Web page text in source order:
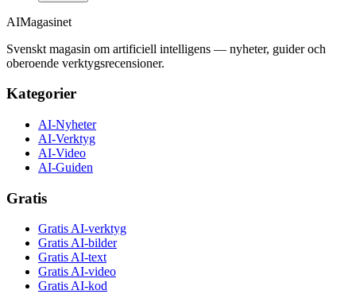
AIMagasinet
Svenskt magasin om artificiell intelligens — nyheter, guider och
oberoende verktygsrecensioner.
Kategorier
AI-Nyheter
AI-Verktyg
AI-Video
AI-Guiden
Gratis
Gratis AI-verktyg
Gratis AI-bilder
Gratis AI-text
Gratis AI-video
Gratis AI-kod